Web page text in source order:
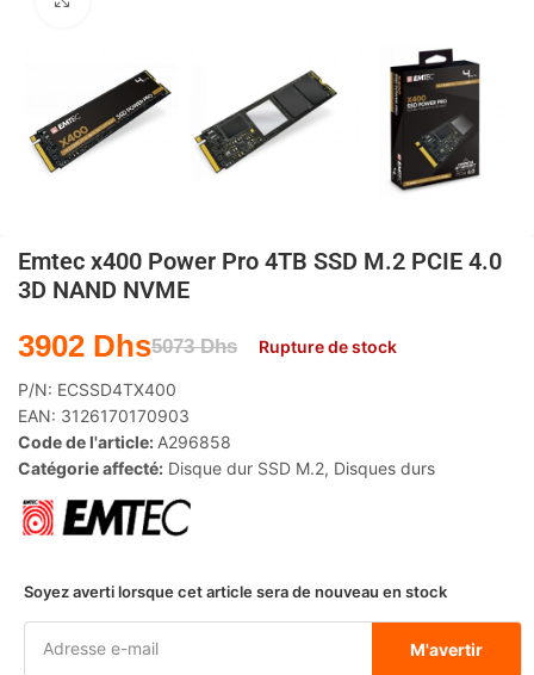
Emtec x400 Power Pro 4TB SSD M.2 PCIE 4.0
3D NAND NVME
5073Dhs
3902 Dhs Rupture de stock
P/N: ECSSD4TX400
EAN: 3126170170903
Code de l'article: A296858
Catégorie affecté: Disque dur SSD M.2, Disques durs
Soyez averti lorsque cet article sera de nouveau en stock
M'avertir